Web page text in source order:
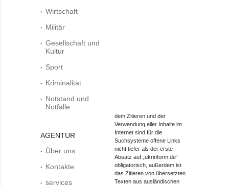
Wirtschaft
Militär
Gesellschaft und
Kultur
Sport
Kriminalität
Notstand und
Notfälle
AGENTUR
Über uns
Kontakte
services
dem Zitieren und der
Verwendung aller Inhalte im
Internet sind für die
Suchsysteme offene Links
nicht tiefer als der erste
Absatz auf „ukrinform.de“
obligatorisch, außerdem ist
das Zitieren von übersetzten
Texten aus ausländischen